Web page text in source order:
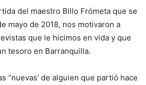
del maestro Billo Frómeta que se
mayo de 2018, nos motivaron a
que le hicimos en vida y que
tesoro en Barranquilla.
“nuevas’ de alguien que partió hace